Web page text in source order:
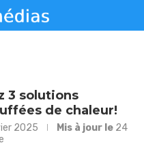
3 solutions
de chaleur!
2025 Mis à jour le 24